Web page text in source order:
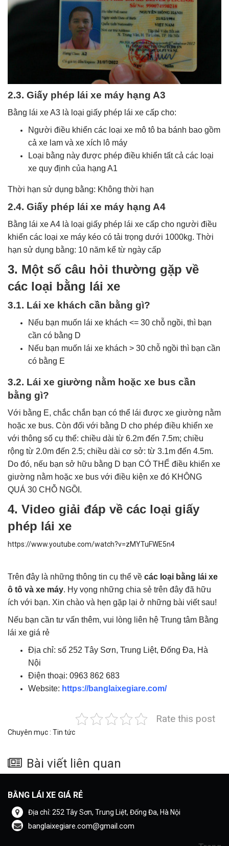
2.3. Giấy phép lái xe máy hạng A3
Bằng lái xe A3 là loại giấy phép lái xe cấp cho:
Người điều khiển các loại xe mô tô ba bánh bao gồm
cả xe lam và xe xích lô máy
Loại bằng này được phép điều khiển tất cả các loại
xe quy định của hạng A1
Thời hạn sử dụng bằng: Không thời hạn
2.4. Giấy phép lái xe máy hạng A4
Bằng lái xe A4 là loại giấy phép lái xe cấp cho người điều
khiển các loại xe máy kéo có tải trọng dưới 1000kg. Thời
hạn sử dụng bằng: 10 năm kể từ ngày cấp
3. Một số câu hỏi thường gặp về
các loại bằng lái xe
3.1. Lái xe khách cần bằng gì?
Nếu bạn muốn lái xe khách <= 30 chỗ ngồi, thì bạn
cần có bằng D
Nếu bạn muốn lái xe khách > 30 chỗ ngồi thì bạn cần
có bằng E
3.2. Lái xe giường nằm hoặc xe bus cần
bằng gì?
Với bằng E, chắc chắn bạn có thể lái được xe giường nằm
hoặc xe bus. Còn đối với bằng D cho phép điều khiển xe
với thông số cụ thể: chiều dài từ 6.2m đến 7.5m; chiều
rộng từ 2.0m đến 2.5; chiều dài cơ sở: từ 3.1m đến 4.5m.
Do đó, nếu bạn sở hữu bằng D bạn CÓ THỂ điều khiển xe
giường nằm hoặc xe bus với điều kiện xe đó KHÔNG
QUÁ 30 CHỖ NGỒI.
4. Video giải đáp về các loại giấy
phép lái xe
https://www.youtube.com/watch?v=zMYTuFWE5n4
Trên đây là những thông tin cụ thể về các loại bằng lái xe
ô tô và xe máy. Hy vọng những chia sẻ trên đây đã hữu
ích với bạn. Xin chào và hẹn gặp lại ở những bài viết sau!
Nếu bạn cần tư vấn thêm, vui lòng liên hệ Trung tâm Bằng
lái xe giá rẻ
Địa chỉ: số 252 Tây Sơn, Trung Liệt, Đống Đa, Hà
Nội
Điện thoại: 0963 862 683
Website: https://banglaixegiare.com/
Rate this post
Chuyên mục : Tin tức
Bài viết liên quan
BẰNG LÁI XE GIÁ RẺ
Địa chỉ: 252 Tây Sơn, Trung Liệt, Đống Đa, Hà Nội
banglaixegiare.com@gmail.com